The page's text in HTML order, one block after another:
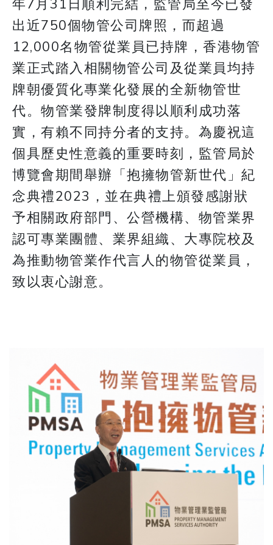
年7月31日順利完結，監管局至今已發
出近750個物管公司牌照，而超過
12,000名物管從業員已持牌，香港物管
業正式踏入相關物管公司及從業員均持
牌朝優質化專業化發展的全新物管世
代。物管業發牌制度得以順利成功落
實，有賴不同持分者的支持。為慶祝這
個具歷史性意義的重要時刻，監管局於
博覽會期間舉辦「抱擁物管新世代」紀
念典禮2023，並在典禮上頒發感謝狀
予相關政府部門、公營機構、物管業界
認可專業團體、業界組織、大專院校及
為推動物管業作代言人的物管從業員，
致以衷心謝意。